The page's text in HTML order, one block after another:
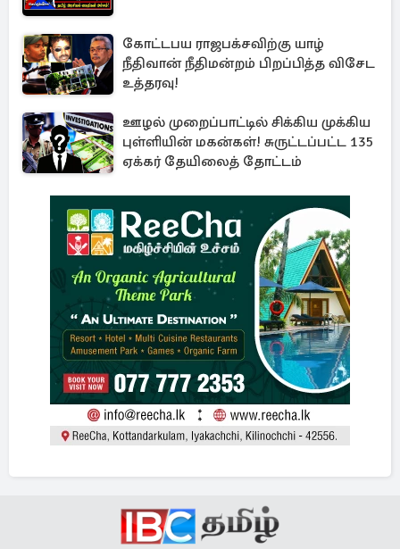
கோட்டபய ராஜபக்சவிற்கு யாழ்
நீதிவான் நீதிமன்றம் பிறப்பித்த விசேட
உத்தரவு!
ஊழல் முறைப்பாட்டில் சிக்கிய முக்கிய
புள்ளியின் மகன்கள்! சுருட்டப்பட்ட 135
ஏக்கர் தேயிலைத் தோட்டம்